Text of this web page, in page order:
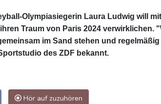
Olympiasiegerin Laura Ludwig will
Traum von Paris 2024 verwirklichen.
im Sand stehen und
des ZDF bekannt.
Hör auf zuzuhören